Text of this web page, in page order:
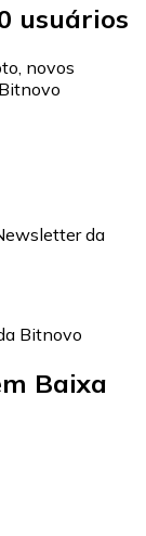
usuários
novos
da
Bitnovo
Baixa